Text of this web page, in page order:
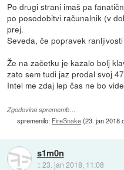
Po drugi strani imaš pa
po posodobitvi računalnik (v
prej.
Seveda, če popravek
Že na začetku je kazalo bolj
zato sem tudi jaz prodal svoj
Intel me zdaj lep čas ne bo
Zgodovina sprememb…
spremenilo: FireSnake(23. jan 2018
s1m0n
::23. jan 2018, 11:08